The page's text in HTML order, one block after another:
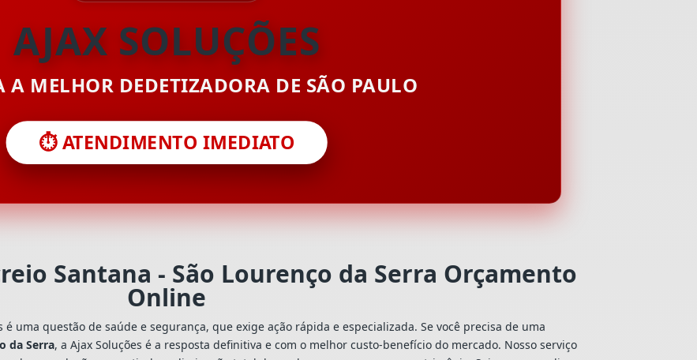
AJAX SOLUÇÕES
A MELHOR DEDETIZADORA DE SÃO PAULO
⏱️ ATENDIMENTO IMEDIATO
Santana - São Lourenço da Serra Orçamento
Online
uma questão de saúde e segurança, que exige ação rápida e especializada. Se você precisa de uma
da Serra, a Ajax Soluções é a resposta definitiva e com o melhor custo-benefício do mercado. Nosso serviço